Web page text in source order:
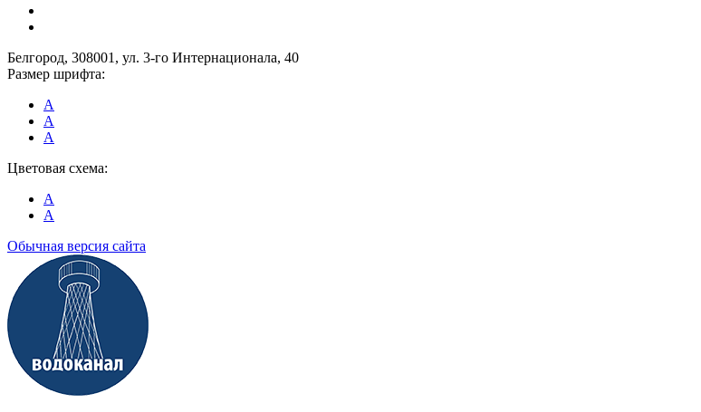
Белгород, 308001, ул. 3-го Интернационала, 40
Размер шрифта:
A
A
A
Цветовая схема:
A
A
Обычная версия сайта